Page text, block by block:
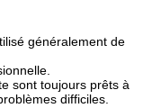
généralement de
sont toujours prêts à
difficiles.